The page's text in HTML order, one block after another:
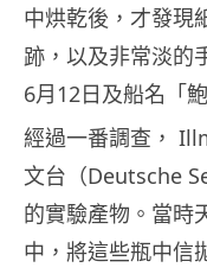
中烘乾後，才發現
跡，以及非常淡的
6月12日及船名「
經過一番調查，
文台（Deutsche
的實驗產物。當時
中，將這些瓶中信